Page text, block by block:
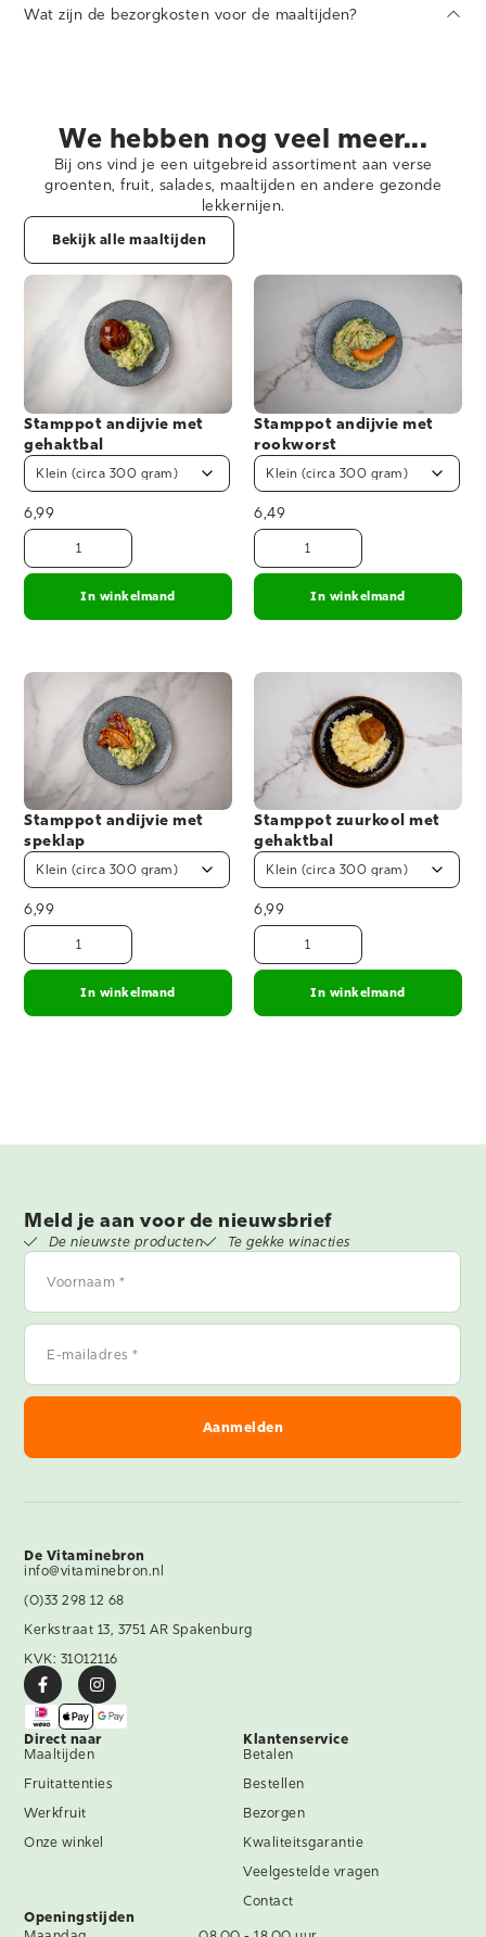
één portiegrootte.
Wat zijn de bezorgkosten voor de maaltijden?
We hebben nog veel meer...
Bij ons vind je een uitgebreid assortiment aan verse
groenten, fruit, salades, maaltijden en andere gezonde
lekkernijen.
Bekijk alle maaltijden
Stamppot andijvie met
gehaktbal
6,99
In winkelmand
Stamppot andijvie met
rookworst
6,49
In winkelmand
Stamppot andijvie met
speklap
6,99
In winkelmand
Stamppot zuurkool met
gehaktbal
6,99
In winkelmand
Meld je aan voor de nieuwsbrief
De nieuwste producten Te gekke winacties
Voornaam
E-
mailadres
De Vitaminebron
info@vitaminebron.nl
(0)33 298 12 68
Kerkstraat 13, 3751 AR Spakenburg
KVK: 31012116
Direct naar
Maaltijden
Fruitattenties
Werkfruit
Onze winkel
Klantenservice
Betalen
Bestellen
Bezorgen
Kwaliteitsgarantie
Veelgestelde vragen
Contact
Openingstijden